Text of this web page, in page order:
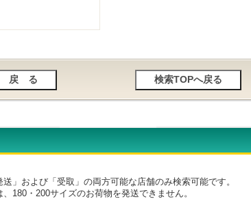
」および「受取」の両方可能な店舗のみ検索可能です。
・200サイズのお荷物を発送できません。